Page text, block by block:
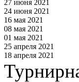
27 июня 2021
24 июня 2021
16 мая 2021
08 мая 2021
01 мая 2021
25 апреля 2021
18 апреля 2021